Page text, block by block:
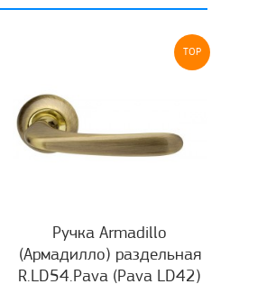
TOP
Ручка Armadillo
(Армадилло) раздельная
R.LD54.Pava (Pava LD42)